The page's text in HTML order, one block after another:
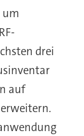
um
drei
auf